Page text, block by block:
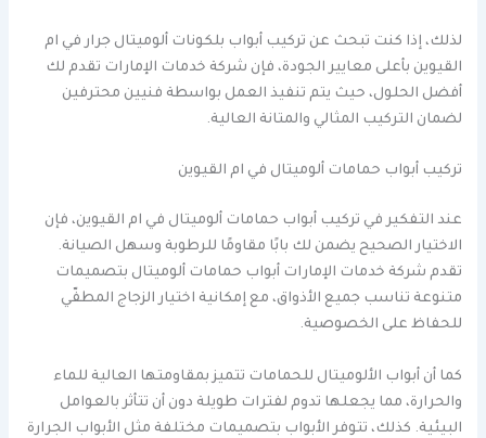
لذلك، إذا كنت تبحث عن تركيب أبواب بلكونات ألوميتال جرار في ام
القيوين بأعلى معايير الجودة، فإن شركة خدمات الإمارات تقدم لك
أفضل الحلول، حيث يتم تنفيذ العمل بواسطة فنيين محترفين
لضمان التركيب المثالي والمتانة العالية.
تركيب أبواب حمامات ألوميتال في ام القيوين
عند التفكير في تركيب أبواب حمامات ألوميتال في ام القيوين، فإن
الاختيار الصحيح يضمن لك بابًا مقاومًا للرطوبة وسهل الصيانة.
تقدم شركة خدمات الإمارات أبواب حمامات ألوميتال بتصميمات
متنوعة تناسب جميع الأذواق، مع إمكانية اختيار الزجاج المطفّي
للحفاظ على الخصوصية.
كما أن أبواب الألوميتال للحمامات تتميز بمقاومتها العالية للماء
والحرارة، مما يجعلها تدوم لفترات طويلة دون أن تتأثر بالعوامل
البيئية. كذلك، تتوفر الأبواب بتصميمات مختلفة مثل الأبواب الجرارة